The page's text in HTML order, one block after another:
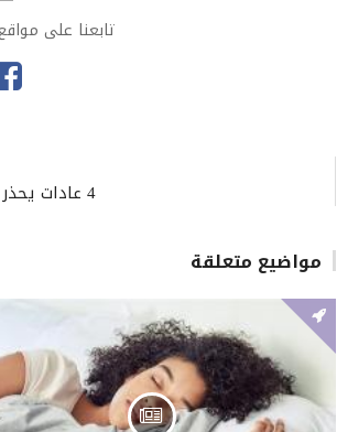
تابعنا على
4 عادات يحذر أطباء القلب منها إذا كنت تريد خفض ضغط الدم.. ما هي؟
مواضيع متعلقة